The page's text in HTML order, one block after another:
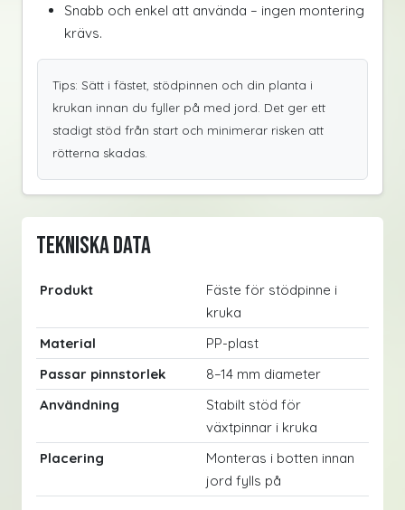
Snabb och enkel att använda – ingen montering
krävs.
Tips: Sätt i fästet, stödpinnen och din planta i
krukan innan du fyller på med jord. Det ger ett
stadigt stöd från start och minimerar risken att
rötterna skadas.
Tekniska data
Produkt
Fäste för stödpinne i
kruka
Material
PP-plast
Passar pinnstorlek
8–14 mm diameter
Användning
Stabilt stöd för
växtpinnar i kruka
Placering
Monteras i botten innan
jord fylls på